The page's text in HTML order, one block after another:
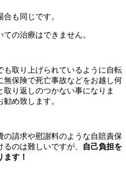
も同じです。
の治療はできません。
も取り上げられているように自転
無保険で死亡事故などをお越し何
り返しのつかない事になりま
め致します。
の請求や慰謝料のような自賠責保
のは難しいですが、
自己負担を
す！